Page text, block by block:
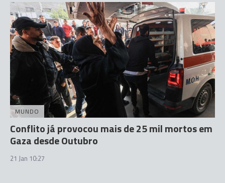
MUNDO
Conflito já provocou mais de 25 mil mortos em
Gaza desde Outubro
21 Jan 10:27